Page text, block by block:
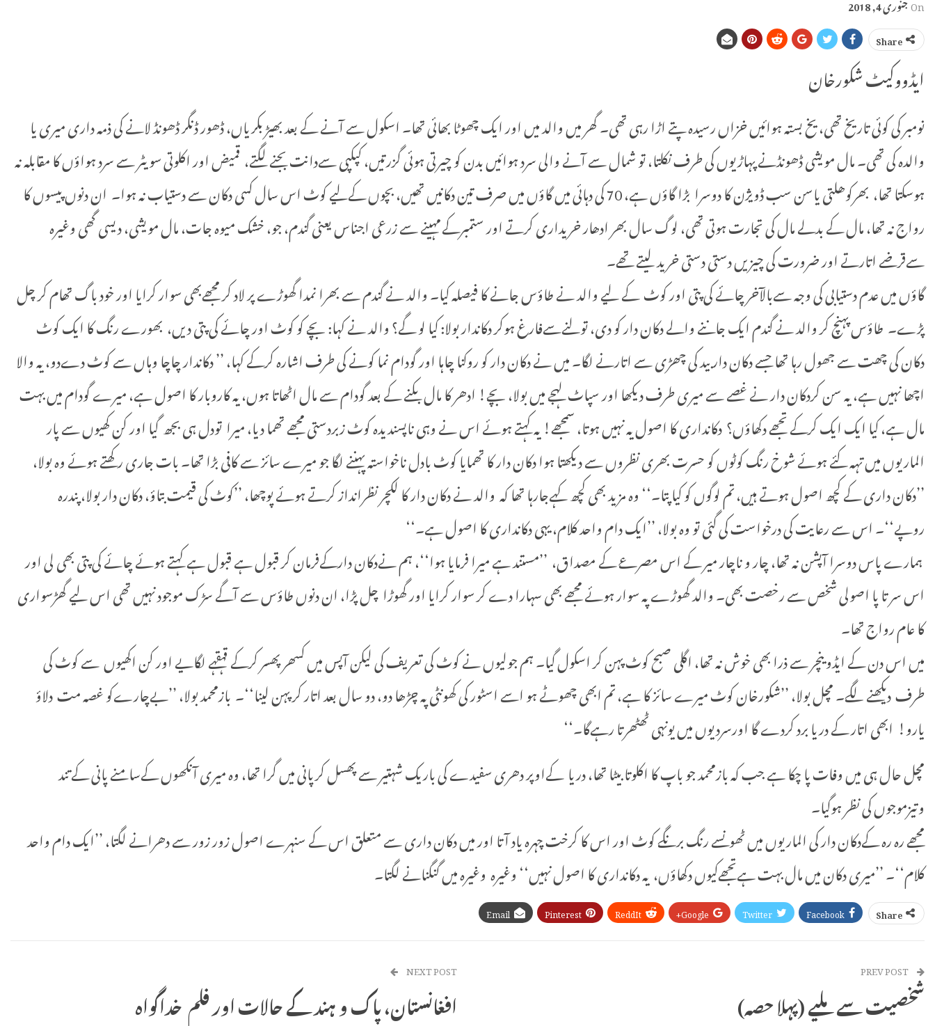
Share
ایڈووکیٹ شکورخان
نومبر کی کو‏ئی تاریخ تھی، یخ بستہ ہوائیں خزاں رسیدہ پتے اڑا رہی تھی۔ گھر میں والد میں اور ایک چھوٹا بھائی تھا۔ اسکول سے آنے کے بعد بھیڑ بکریاں، ڈھور ڈنگر ڈھونڈ لانے کی ذمہ داری میری یا
والدہ کی تھی۔ مال مویشی ڈھونڈنے پہاڑیوں کی طرف نکلتا، تو شمال سے آنے والی سرد ہوائیں بدن کو چیرتی ہوئی گزرتیں، کپکپی سےدانت بجنے لگتے، قمیض اور اکلوتی سویٹر سے سرد ہواؤں کا مقابلہ نہ
ہوسکتا تھا، بھرکوھلتی یاسن سب ڈویژن کا دوسرا بڑا گاؤں ہے، 70 کی دہائی میں گاؤں میں صرف تین دکانیں تھیں، بچوں کےلیے کوٹ اس سال کسی دکان سے دستیاب نہ ہوا۔ ان دنوں پیسوں کا
رواج نہ تھا، مال کے بدلے مال کی تجارت ہوتی تھی، لوگ سال بھر ادھار خریداری کرتے اور ستمبرکےمہینے سے زرعی اجناس یعنی گندم، جو، خشک میوہ جات، مال مویشی، دیسی گھی وغیرہ
سےقرضے اتارتے اور ضرورت کی چیزیں دستی دستی خرید لیتے تھے۔
گاؤں میں عدم دستیابی کی وجہ سےبالآخر چائے کی پتی اور کوٹ کے لیے والد نے طاؤس جانے کا فیصلہ کیا۔ والد نے گندم سے بھرا نمدا گھوڑے پر لاد کر مجھےبھی سوار کرایا اور خود باگ تھام کر چل
پڑے۔ طاؤس پہنچ کر والد نے گندم ایک جاننے والے دکان دار کو دی، تولنےسےفارغ ہوکر دکاندار بولا: کیا لو گے؟ والد نے کہا: بچے کو کوٹ اور چائے کی پتی دیں، بھورے رنگ کا ایک کوٹ
دکان کی چھت سے جھول رہا تھا جسے دکان دار بید کی چھڑی سے اتارنے لگا۔ میں نے دکان دار کو روکنا چاہا اور گودام نما کونے کی طرف اشارہ کرکے کہا، ’’ دکاندار چاچا وہاں سے کوٹ دےدو، یہ والا
اچھا نہیں ہے، یہ سن کردکان دار نے غصے سے میری طرف دیکھا اور سپاٹ لہجے میں بولا، بچے! ادھر کا مال بکنے کے بعد گودام سے مال اٹھاتا ہوں، یہ کاروبار کا اصول ہے، میرے گودام میں بہت
مال ہے، کیا ایک ایک کرکے تجھے دکھاؤں؟ دکانداری کا اصول یہ نہیں ہوتا، سمجھے! یہ کہتے ہوئے اس نے وہی ناپسندیدہ کوٹ زبردستی مجھے تھما دیا، میرا تودل ہی بجھ گیا اور کن کھیوں سے پار
الماریوں میں تہہ کئے ہوئے شوخ رنگ کوٹوں کو حسرت بھری نظروں سے دیکھتا ہوا دکان دار کا تھمایا کوٹ بادل ناخواستہ پہننے لگا جو میرے سائز سے کافی بڑا تھا۔ بات جاری رکھتے ہوئے وہ بولا،
’’دکان داری کے کچھ اصول ہوتے ہیں، تم لوگوں کو کیا پتا۔‘‘ وہ مزید بھی کچھ کہےجارہا تھا کہ والد نے دکان دار کا لکچر نظرانداز کرتے ہوئے پوچھا، ’’کوٹ کی قیمت بتاؤ، دکان دار بولا، پندرہ
روپے‘‘۔ اس سے رعایت کی درخواست کی گئی تو وہ بولا، ’’ایک دام واحد کلام، یہی دکانداری کا اصول ہے۔‘‘
ہمارے پاس دوسرا آپشن نہ تھا، چار و ناچار میر کے اس مصرعے کے مصداق، ’’مستند ہے میرا فرمایا ہوا‘‘، ہم نےدکان دارکےفرمان کر قبول ہے قبول ہے کہتے ہوئے چائے کی پتی بھی لی اور
اس سر تا پا اصولی شخص سے رخصت بھی۔ والد گھوڑے پہ سوار ہوئے مجھے بھی سہارا دے کر سوار کرایا اور گھوڑا چل پڑا، ان دنوں طاؤس سے آگے سڑک موجود نہیں تھی اس لیے گھڑسواری
کا عام رواج تھا۔
میں اس دن کے ایڈوینچر سے ذرا بھی خوش نہ تھا، اگلی صبح کوٹ پہن کر اسکول گیا۔ ہم جولیوں نے کوٹ کی تعریف کی لیکن آپس میں کسھر پھسر کرکے قہقہے لگایے اور کن اکھیوں سے کوٹ کی
طرف دیکھنے لگے۔ مچل بولا، ’’شکورخان کوٹ میرے سائز کا ہے، تم ابھی چھوٹے ہو اسے اسٹور کی کھونٹی پہ چڑھا دو، دو سال بعد اتار کر پہن لینا‘‘۔ بازمحمد بولا، ’’بےچارےکو غصہ مت دلاؤ
یارو! ابھی اتار کے دریا برد کردے گا اورسردیوں میں یونہی ٹھٹھرتا رہےگا۔‘‘
مچل حال ہی میں وفات پا چکا ہے جب کہ بازمحمد جو باپ کا اکلوتا بیٹا تھا، دریا کےاوپر دھری سفیدے کی باریک شہتیر سے پھسل کرپانی میں گرا تھا، وہ میری آنکھوں کےسامنے پانی کے تند
وتیزموجوں کی نظر ہوگیا۔
مجھے رہ رہ کےدکان دار کی الماریوں میں ٹھونسے رنگ برنگے کوٹ اور اس کا کرخت چہرہ یاد آتا اور میں دکان داری سے متعلق اس کے سنہرے اصول زور زور سے دھرانے لگتا، ’’ایک دام واحد
کلام‘‘۔ ’’میری دکان میں مال بہت ہےتجھےکیوں دکھاؤں، یہ دکانداری کا اصول نہیں‘‘ وغیرہ وغیرہ میں گنگنانے لگتا۔
Share
Facebook
Twitter
Google+
ReddIt
Pinterest
Email
شخصیت سے ملیے (پہلا حصہ)
NEXT POST
افغانستان، پاک و ہند کے حالات اور فلم خداگواہ